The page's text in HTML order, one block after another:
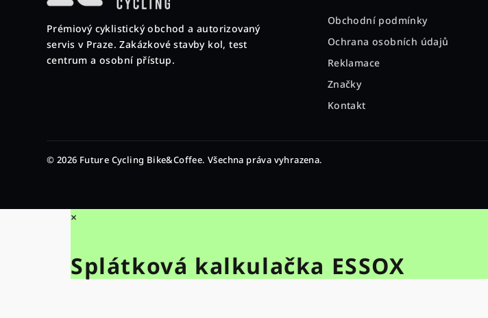
Prémiový cyklistický obchod a autorizovaný
servis v Praze. Zakázkové stavby kol, test
centrum a osobní přístup.
Obchodní podmínky
Ochrana osobních údajů
Reklamace
Značky
Kontakt
© 2026 Future Cycling Bike&Coffee. Všechna práva vyhrazena.
×
Splátková kalkulačka ESSOX